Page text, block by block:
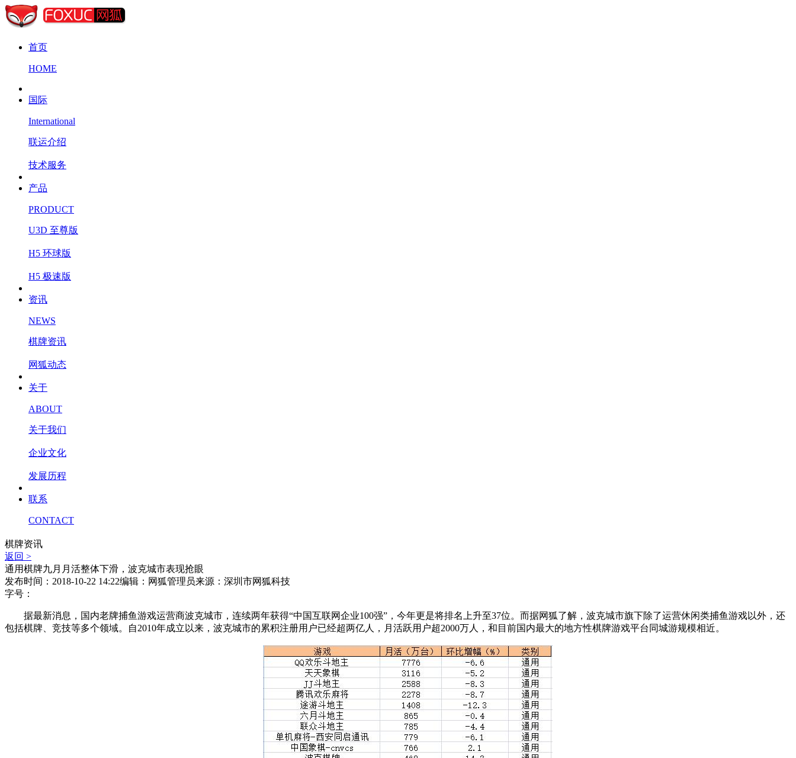
首页
HOME
国际
International
联运介绍
技术服务
产品
PRODUCT
U3D 至尊版
H5 环球版
H5 极速版
资讯
NEWS
棋牌资讯
网狐动态
关于
ABOUT
关于我们
企业文化
发展历程
联系
CONTACT
棋牌资讯
返回 >
通用棋牌九月月活整体下滑，波克城市表现抢眼
发布时间：2018-10-22 14:22编辑：网狐管理员来源：深圳市网狐科技
字号：
据最新消息，国内老牌捕鱼游戏运营商波克城市，连续两年获得“中国互联网企业100强”，今年更是将排名上升至37位。而据网狐了解，波克城市旗下除了运营休闲类捕鱼游戏以外，还
包括棋牌、竞技等多个领域。自2010年成立以来，波克城市的累积注册用户已经超两亿人，月活跃用户超2000万人，和目前国内最大的地方性棋牌游戏平台同城游规模相近。